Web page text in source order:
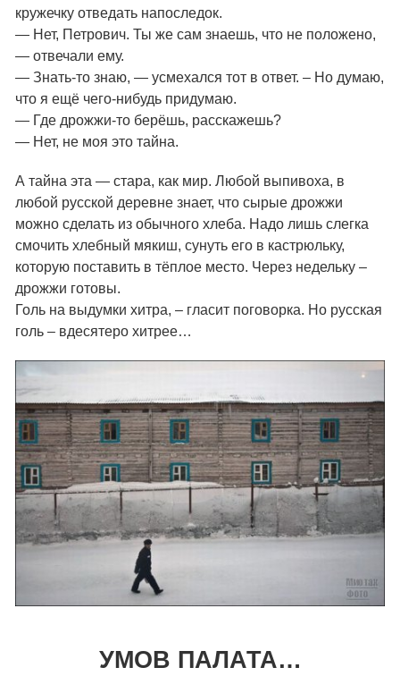
кружечку отведать напоследок.
— Нет, Петрович. Ты же сам знаешь, что не положено,
— отвечали ему.
— Знать-то знаю, — усмехался тот в ответ. – Но думаю,
что я ещё чего-нибудь придумаю.
— Где дрожжи-то берёшь, расскажешь?
— Нет, не моя это тайна.
А тайна эта — стара, как мир. Любой выпивоха, в
любой русской деревне знает, что сырые дрожжи
можно сделать из обычного хлеба. Надо лишь слегка
смочить хлебный мякиш, сунуть его в кастрюльку,
которую поставить в тёплое место. Через недельку –
дрожжи готовы.
Голь на выдумки хитра, – гласит поговорка. Но русская
голь – вдесятеро хитрее…
УМОВ ПАЛАТА…